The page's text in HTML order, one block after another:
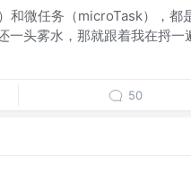
和微任务（microTask），都
一头雾水，那就跟着我在捋一
50